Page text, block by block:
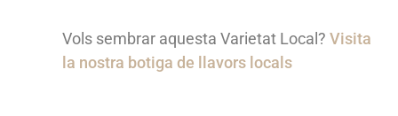
Vols sembrar aquesta Varietat Local? Visita
la nostra botiga de llavors locals